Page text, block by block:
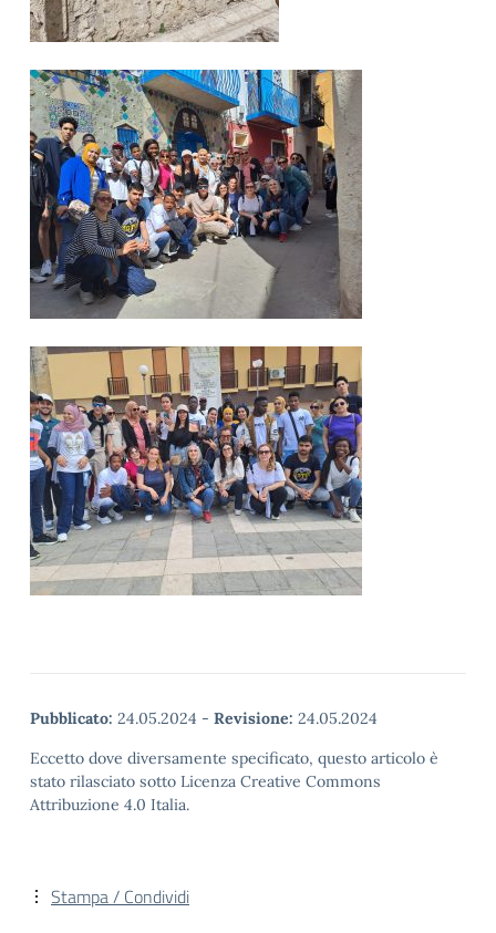
Pubblicato: 24.05.2024 - Revisione: 24.05.2024
Eccetto dove diversamente specificato, questo articolo è
stato rilasciato sotto Licenza Creative Commons
Attribuzione 4.0 Italia.
Stampa / Condividi